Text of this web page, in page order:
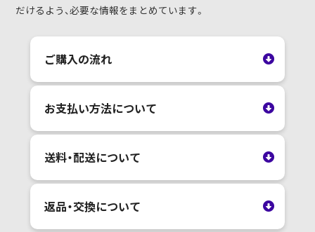
だけるよう、必要な情報をまとめています。
ご購入の流れ
お支払い方法について
送料・配送について
返品・交換について